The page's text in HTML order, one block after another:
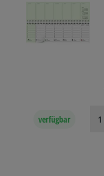
verfügbar